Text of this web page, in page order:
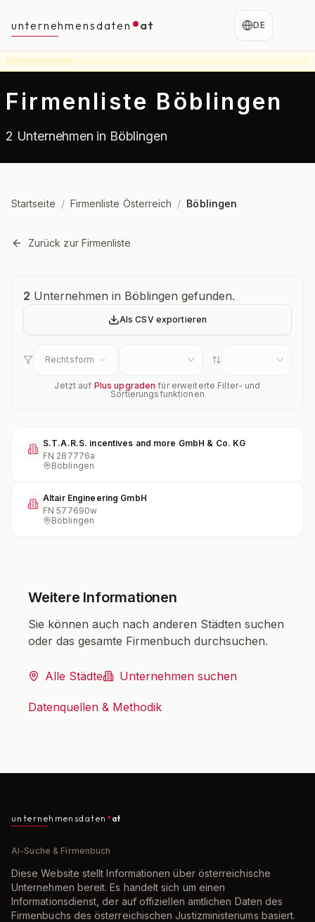
unternehmensdaten at DE
Firmenliste Böblingen
2 Unternehmen in Böblingen
Startseite / Firmenliste Österreich / Böblingen
Zurück zur Firmenliste
Unternehmensübersicht
2 Unternehmen in Böblingen gefunden.
Als CSV exportieren
Rechtsform
Jetzt auf Plus upgraden für erweiterte Filter- und
Sortierungsfunktionen
S.T.A.R.S. incentives and more GmbH & Co. KG
FN 287776a
Böblingen
Altair Engineering GmbH
FN577690w
Böblingen
Weitere Informationen
Sie können auch nach anderen Städten suchen
oder das gesamte Firmenbuch durchsuchen.
Alle Städte Unternehmen suchen
Datenquellen & Methodik
unternehmensdaten at
AI-Suche & Firmenbuch
Diese Website stellt Informationen über österreichische
Unternehmen bereit. Es handelt sich um einen
Informationsdienst, der auf offiziellen amtlichen Daten des
Firmenbuchs des österreichischen Justizministeriums basiert.